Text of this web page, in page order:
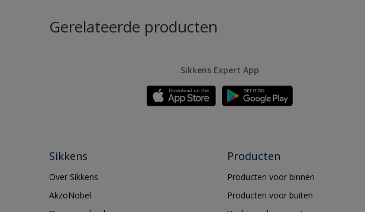
Gerelateerde producten
Sikkens Expert App
Sikkens
Over Sikkens
AkzoNobel
Producten
Producten voor binnen
Producten voor buiten